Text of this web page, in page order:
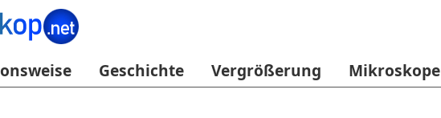
Geschichte Vergrößerung Mikroskope